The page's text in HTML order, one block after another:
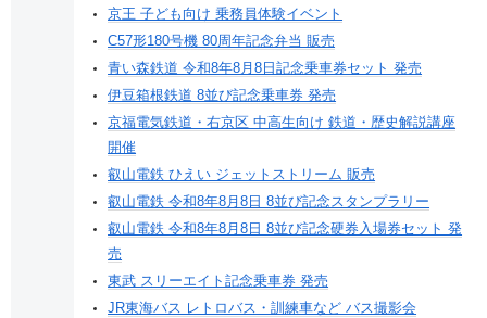
京王 子ども向け 乗務員体験イベント
C57形180号機 80周年記念弁当 販売
青い森鉄道 令和8年8月8日記念乗車券セット 発売
伊豆箱根鉄道 8並び記念乗車券 発売
京福電気鉄道・右京区 中高生向け 鉄道・歴史解説講座
開催
叡山電鉄 ひえい ジェットストリーム 販売
叡山電鉄 令和8年8月8日 8並び記念スタンプラリー
叡山電鉄 令和8年8月8日 8並び記念硬券入場券セット 発
売
東武 スリーエイト記念乗車券 発売
JR東海バス レトロバス・訓練車など バス撮影会